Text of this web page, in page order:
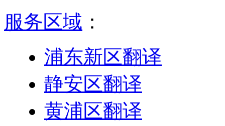
服务区域 ：
浦东新区翻译
静安区翻译
黄浦区翻译